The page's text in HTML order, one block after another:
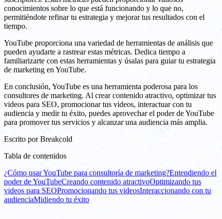
conocimientos sobre lo que está funcionando y lo que no,
permitiéndote refinar tu estrategia y mejorar tus resultados con el
tiempo.
YouTube proporciona una variedad de herramientas de análisis que
pueden ayudarte a rastrear estas métricas. Dedica tiempo a
familiarizarte con estas herramientas y úsalas para guiar tu estrategia
de marketing en YouTube.
En conclusión, YouTube es una herramienta poderosa para los
consultores de marketing. Al crear contenido atractivo, optimizar tus
videos para SEO, promocionar tus videos, interactuar con tu
audiencia y medir tu éxito, puedes aprovechar el poder de YouTube
para promover tus servicios y alcanzar una audiencia más amplia.
Escrito por Breakcold
Tabla de contenidos
¿Cómo usar YouTube para consultoría de marketing?Entendiendo el
poder de YouTubeCreando contenido atractivoOptimizando tus
videos para SEOPromocionando tus videosInteraccionando con tu
audienciaMidiendo tu éxito